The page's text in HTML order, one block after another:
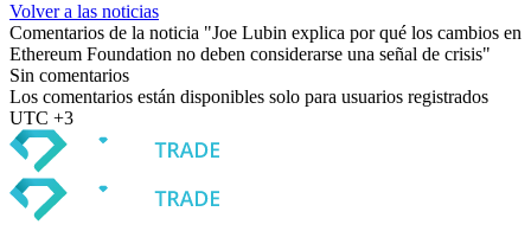
Volver a las noticias
Comentarios de la noticia "Joe Lubin explica por qué los cambios en
Ethereum Foundation no deben considerarse una señal de crisis"
Sin comentarios
Los comentarios están disponibles solo para usuarios registrados
UTC +3